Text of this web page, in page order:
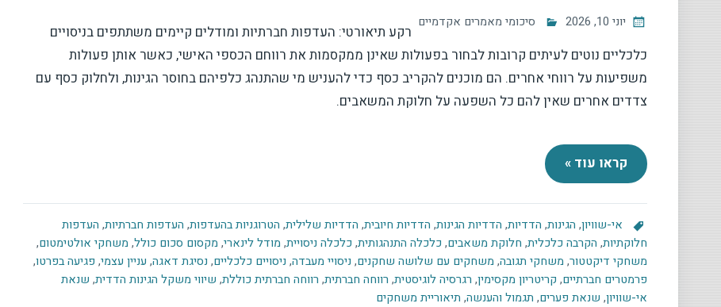
יוני 10, 2026 סיכומי מאמרים אקדמיים
רקע תיאורטי: העדפות חברתיות ומודלים קיימים משתתפים בניסויים
כלכליים נוטים לעיתים קרובות לבחור בפעולות שאינן ממקסמות את רווחם הכספי האישי, כאשר אותן פעולות
משפיעות על רווחי אחרים. הם מוכנים להקריב כסף כדי להעניש מי שהתנהג כלפיהם בחוסר הגינות, ולחלוק כסף עם
צדדים אחרים שאין להם כל השפעה על חלוקת המשאבים.
קראו עוד »
אי-שוויון, הגינות, הדדיות, הדדיות הגינות, הדדיות חיובית, הדדיות שלילית, הטרוגניות בהעדפות, העדפות חברתיות, העדפות
חלוקתיות, הקרבה כלכלית, חלוקת משאבים, כלכלה התנהגותית, כלכלה ניסויית, מודל לינארי, מקסום סכום כולל, משחקי אולטימטום,
משחקי דיקטטור, משחקי תגובה, משחקים עם שלושה שחקנים, ניסויי מעבדה, ניסויים כלכליים, נסיגת דאגה, עניין עצמי, פגיעה בפרטו,
פרמטרים חברתיים, קריטריון מקסימין, רגרסיה לוגיסטית, רווחה חברתית, רווחה חברתית כוללת, שיווי משקל הגינות הדדית, שנאת
אי-שוויון, שנאת פערים, תגמול והענשה, תיאוריית משחקים